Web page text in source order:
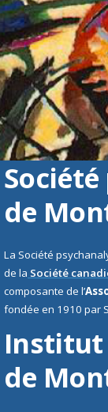
de
La Société
de la Société
composante de l’
fondée en 1910 par
Institut
de